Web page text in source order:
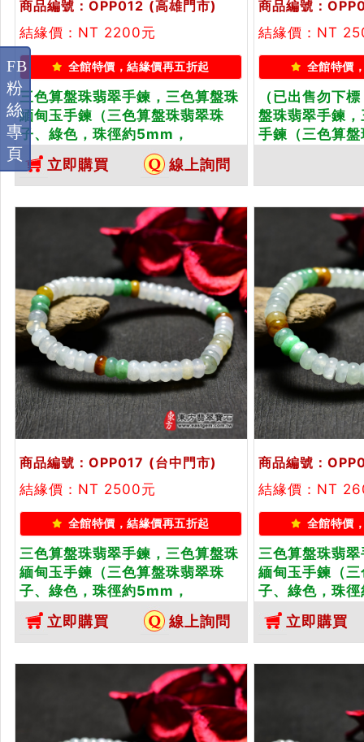
商品編號：OPP012 (高雄門市)
結緣價：NT 2200元
全館特價，結緣價再五折起
三色算盤珠翡翠手鍊，三色算盤珠
緬甸玉手鍊（三色算盤珠翡翠珠
子、綠色，珠徑約5mm，
OPP012）。客製化設計各種翡翠
珠串、翡翠珠子、緬甸玉手鍊、緬
甸玉珠串、緬甸玉珠子、緬甸玉手
珠。★附A貨翡翠雙證書
立即購買 線上詢問
商品編號：
結緣價：NT
全館特價
（已出售勿下
盤珠翡翠手鍊
手鍊（三色算
珠串、翡翠珠
甸玉珠串、緬
珠。★附A貨翡
商品編號：OPP017 (台中門市)
結緣價：NT 2500元
全館特價，結緣價再五折起
三色算盤珠翡翠手鍊，三色算盤珠
緬甸玉手鍊（三色算盤珠翡翠珠
子、綠色，珠徑約5mm，
OPP017）。客製化設計各種翡翠
珠串、翡翠珠子、緬甸玉手鍊、緬
甸玉珠串、緬甸玉珠子、緬甸玉手
珠。★附A貨翡翠雙證書
立即購買 線上詢問
商品編號：
結緣價：NT
全館特價
三色算盤珠翡
緬甸玉手鍊（
子、綠色，珠
OPP018）。
珠串、翡翠珠
甸玉珠串、緬
珠。★附A貨翡
立即購買
FB
粉
絲
專
頁